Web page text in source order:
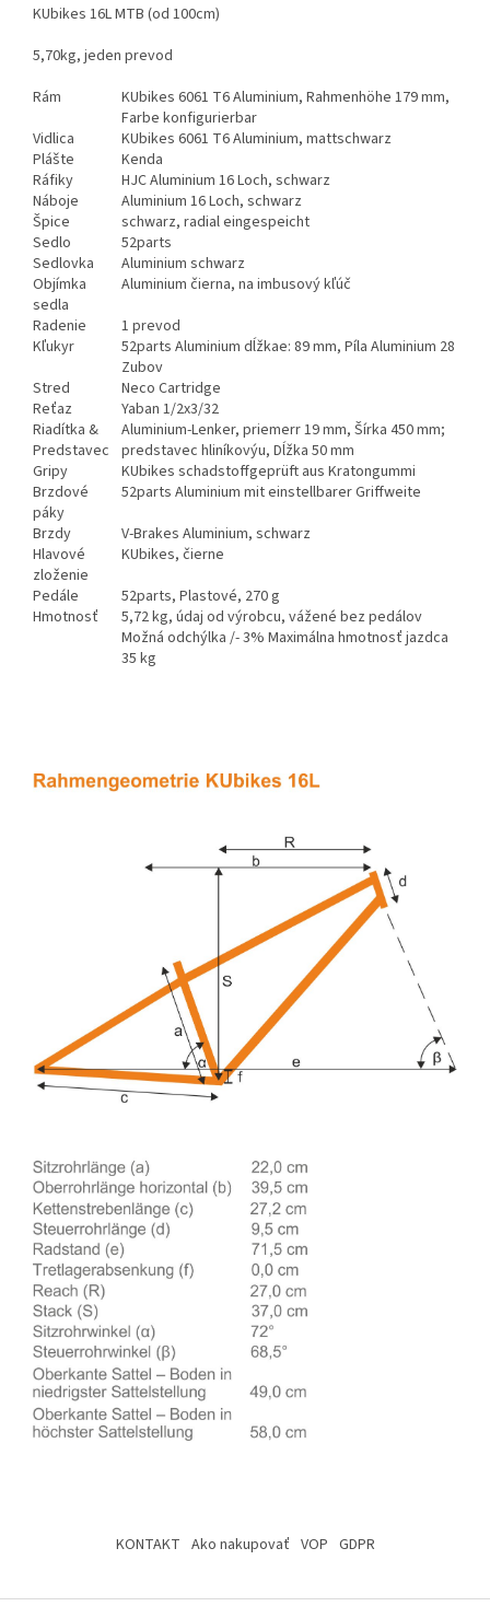
KUbikes 16L MTB (od 100cm)
5,70kg, jeden prevod
Rám
KUbikes 6061 T6 Aluminium, Rahmenhöhe 179 mm,
Farbe konfigurierbar
Vidlica
KUbikes 6061 T6 Aluminium, mattschwarz
Plášte
Kenda
Ráfiky
HJC Aluminium 16 Loch, schwarz
Náboje
Aluminium 16 Loch, schwarz
Špice
schwarz, radial eingespeicht
Sedlo
52parts
Sedlovka
Aluminium schwarz
Objímka
sedla
Aluminium čierna, na imbusový kľúč
Radenie
1 prevod
Kľukyr
52parts Aluminium dĺžkae: 89 mm, Píla Aluminium 28
Zubov
Stred
Neco Cartridge
Reťaz
Yaban 1/2x3/32
Riadítka &
Predstavec
Aluminium-Lenker, priemerr 19 mm, Šírka 450 mm;
predstavec hliníkovýu, Dĺžka 50 mm
Gripy
KUbikes schadstoffgeprüft aus Kratongummi
Brzdové
páky
52parts Aluminium mit einstellbarer Griffweite
Brzdy
V-Brakes Aluminium, schwarz
Hlavové
zloženie
KUbikes, čierne
Pedále
52parts, Plastové, 270 g
Hmotnosť
5,72 kg, údaj od výrobcu, vážené bez pedálov
Možná odchýlka /- 3% Maximálna hmotnosť jazdca
35 kg
KONTAKT Ako nakupovať VOP GDPR